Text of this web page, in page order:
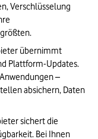
Verschlüsselung
übernimmt
Plattform-Updates.
–
absichern, Daten
sichert die
Bei Ihnen